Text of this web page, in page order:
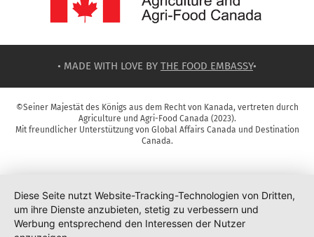
• MADE WITH LOVE BY THE FOOD EMBASSY•
©Seiner Majestät des Königs aus dem Recht von Kanada, vertreten durch
Agriculture und Agri-Food Canada (2023).
Mit freundlicher Unterstützung von Global Affairs Canada und Destination
Canada.
Diese Seite nutzt Website-Tracking-Technologien von Dritten,
um ihre Dienste anzubieten, stetig zu verbessern und
Werbung entsprechend den Interessen der Nutzer